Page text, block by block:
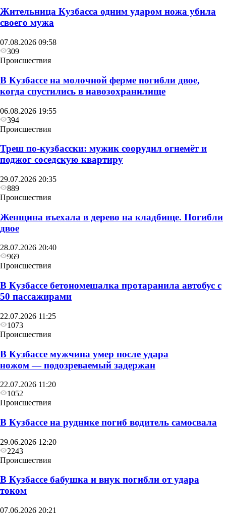
Жительница Кузбасса одним ударом ножа убила
своего мужа
07.08.2026 09:58
309
Происшествия
В Кузбассе на молочной ферме погибли двое,
когда спустились в навозохранилище
06.08.2026 19:55
394
Происшествия
Треш по-кузбасски: мужик соорудил огнемёт и
поджог соседскую квартиру
29.07.2026 20:35
889
Происшествия
Женщина въехала в дерево на кладбище. Погибли
двое
28.07.2026 20:40
969
Происшествия
В Кузбассе бетономешалка протаранила автобус с
50 пассажирами
22.07.2026 11:25
1073
Происшествия
В Кузбассе мужчина умер после удара
ножом — подозреваемый задержан
22.07.2026 11:20
1052
Происшествия
В Кузбассе на руднике погиб водитель самосвала
29.06.2026 12:20
2243
Происшествия
В Кузбассе бабушка и внук погибли от удара
током
07.06.2026 20:21